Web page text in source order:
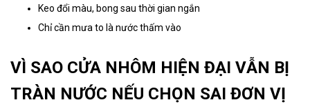
Keo đổi màu, bong sau thời gian ngắn
Chỉ cần mưa to là nước thấm vào
VÌ SAO CỬA NHÔM HIỆN ĐẠI VẪN BỊ
TRÀN NƯỚC NẾU CHỌN SAI ĐƠN VỊ